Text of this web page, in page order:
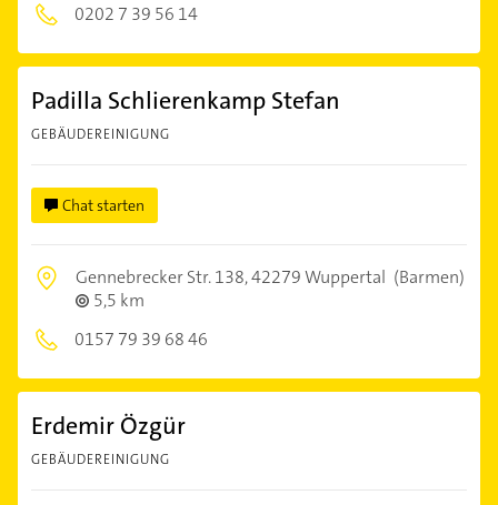
0202 7 39 56 14
Padilla Schlierenkamp Stefan
GEBÄUDEREINIGUNG
Chat starten
Gennebrecker Str. 138,42279 Wuppertal (Barmen)
5,5 km
0157 79 39 68 46
Erdemir Özgür
GEBÄUDEREINIGUNG